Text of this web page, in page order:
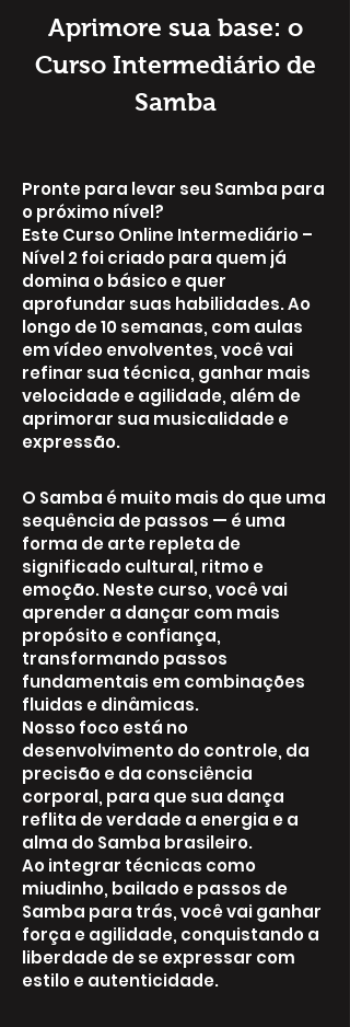
Aprimore sua base: o
Curso Intermediário de
Samba
Pronte para levar seu Samba para
o próximo nível?
Este Curso Online Intermediário –
Nível 2 foi criado para quem já
domina o básico e quer
aprofundar suas habilidades. Ao
longo de 10 semanas, com aulas
em vídeo envolventes, você vai
refinar sua técnica, ganhar mais
velocidade e agilidade, além de
aprimorar sua musicalidade e
expressão.
O Samba é muito mais do que uma
sequência de passos — é uma
forma de arte repleta de
significado cultural, ritmo e
emoção. Neste curso, você vai
aprender a dançar com mais
propósito e confiança,
transformando passos
fundamentais em combinações
fluidas e dinâmicas.
Nosso foco está no
desenvolvimento do controle, da
precisão e da consciência
corporal, para que sua dança
reflita de verdade a energia e a
alma do Samba brasileiro.
Ao integrar técnicas como
miudinho, bailado e passos de
Samba para trás, você vai ganhar
força e agilidade, conquistando a
liberdade de se expressar com
estilo e autenticidade.